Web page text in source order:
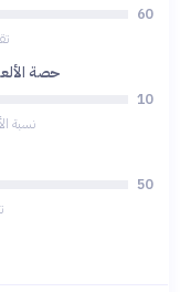
60
حصة
10
نسبة
50